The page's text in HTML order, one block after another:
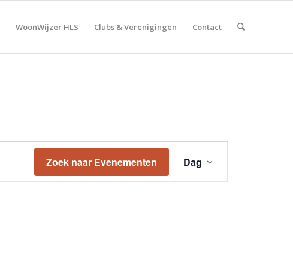
WoonWijzer HLS Clubs & Verenigingen Contact
Zoek naar Evenementen
weergaven
Dag